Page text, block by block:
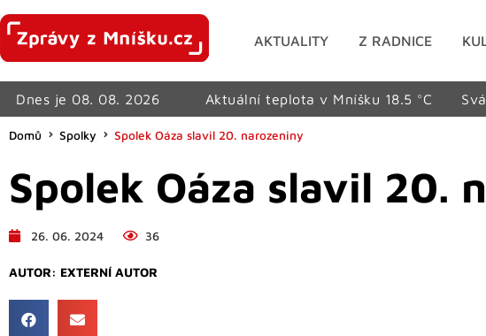
AKTUALITY Z RADNICE
Dnes je 08. 08. 2026 Aktuální teplota v Mníšku 18.5 °C
Domů Spolky Spolek Oáza slavil 20. narozeniny
Spolek Oáza slavil 20.
26. 06. 2024 36
AUTOR: EXTERNÍ AUTOR